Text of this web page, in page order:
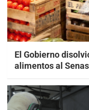
El Gobierno
alimentos al